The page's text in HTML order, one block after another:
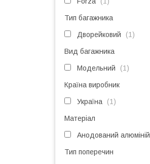
Тип багажника
Дворейковий 1
Вид багажника
Модельний 1
Країна виробник
Україна 1
Матеріал
Анодований алюміній
Тип поперечин